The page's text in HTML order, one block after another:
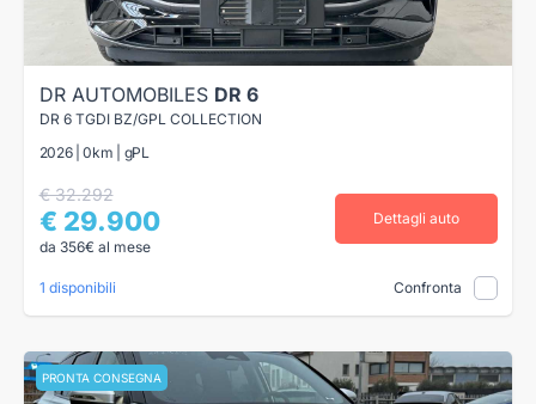
DR AUTOMOBILES DR 6
DR 6 TGDI BZ/GPL COLLECTION
2026 | 0km | gPL
€ 32.292
€ 29.900
da 356€ al mese
Dettagli auto
1 disponibili Confronta
PRONTA CONSEGNA